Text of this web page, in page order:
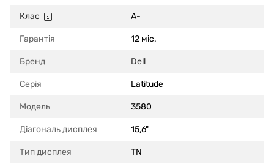
Клас A-
Гарантія 12 міс.
Бренд Dell
Серія Latitude
Модель 3580
Діагональ дисплея 15,6"
Тип дисплея TN